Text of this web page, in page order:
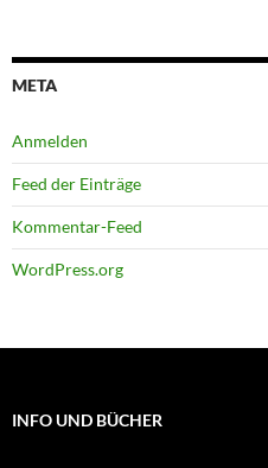
META
Anmelden
Feed der Einträge
Kommentar-Feed
WordPress.org
INFO UND BÜCHER